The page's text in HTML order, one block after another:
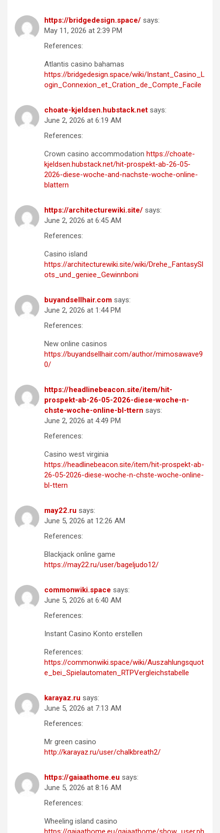
https://bridgedesign.space/ says:
May 11, 2026 at 2:39 PM
References:
Atlantis casino bahamas
https://bridgedesign.space/wiki/Instant_Casino_L
ogin_Connexion_et_Cration_de_Compte_Facile
choate-kjeldsen.hubstack.net says:
June 2, 2026 at 6:19 AM
References:
Crown casino accommodation https://choate-
kjeldsen.hubstack.net/hit-prospekt-ab-26-05-
2026-diese-woche-and-nachste-woche-online-
blattern
https://architecturewiki.site/ says:
June 2, 2026 at 6:45 AM
References:
Casino island
https://architecturewiki.site/wiki/Drehe_FantasySl
ots_und_geniee_Gewinnboni
buyandsellhair.com says:
June 2, 2026 at 1:44 PM
References:
New online casinos
https://buyandsellhair.com/author/mimosawave9
0/
https://headlinebeacon.site/item/hit-
prospekt-ab-26-05-2026-diese-woche-n-
chste-woche-online-bl-ttern says:
June 2, 2026 at 4:49 PM
References:
Casino west virginia
https://headlinebeacon.site/item/hit-prospekt-ab-
26-05-2026-diese-woche-n-chste-woche-online-
bl-ttern
may22.ru says:
June 5, 2026 at 12:26 AM
References:
Blackjack online game
https://may22.ru/user/bageljudo12/
commonwiki.space says:
June 5, 2026 at 6:40 AM
References:
Instant Casino Konto erstellen
References:
https://commonwiki.space/wiki/Auszahlungsquot
e_bei_Spielautomaten_RTPVergleichstabelle
karayaz.ru says:
June 5, 2026 at 7:13 AM
References:
Mr green casino
http://karayaz.ru/user/chalkbreath2/
https://gaiaathome.eu says:
June 5, 2026 at 8:16 AM
References:
Wheeling island casino